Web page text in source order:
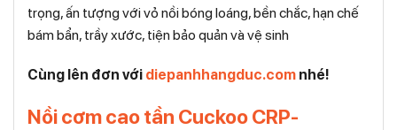
trọng, ấn tượng với vỏ nồi bóng loáng, bền chắc, hạn chế
bám bẩn, trầy xước, tiện bảo quản và vệ sinh
Cùng lên đơn với diepanhhangduc.com nhé!
Nồi cơm cao tần Cuckoo CRP-